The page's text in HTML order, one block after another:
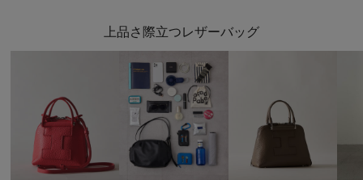
上品さ際立つレザーバッグ